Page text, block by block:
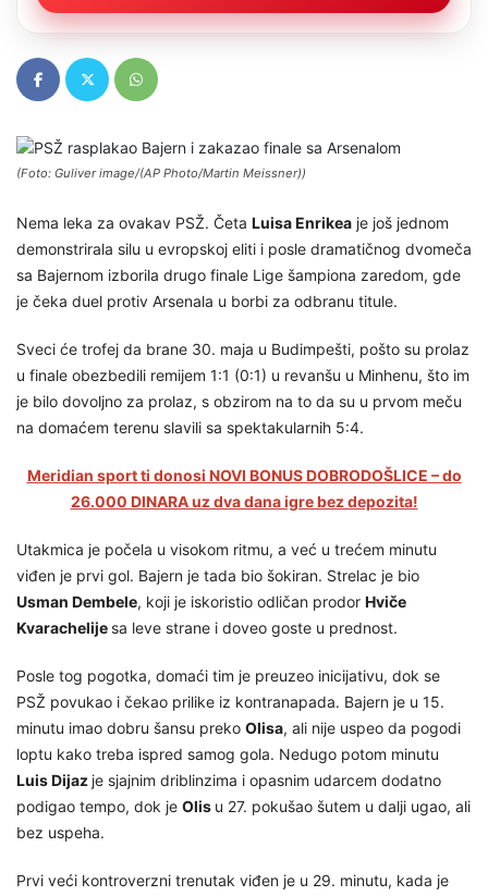
(Foto: Guliver image/(AP Photo/Martin Meissner))
Nema leka za ovakav PSŽ. Četa Luisa Enrikea je još jednom
demonstrirala silu u evropskoj eliti i posle dramatičnog dvomeča
sa Bajernom izborila drugo finale Lige šampiona zaredom, gde
je čeka duel protiv Arsenala u borbi za odbranu titule.
Sveci će trofej da brane 30. maja u Budimpešti, pošto su prolaz
u finale obezbedili remijem 1:1 (0:1) u revanšu u Minhenu, što im
je bilo dovoljno za prolaz, s obzirom na to da su u prvom meču
na domaćem terenu slavili sa spektakularnih 5:4.
Meridian sport ti donosi NOVI BONUS DOBRODOŠLICE – do
26.000 DINARA uz dva dana igre bez depozita!
Utakmica je počela u visokom ritmu, a već u trećem minutu
viđen je prvi gol. Bajern je tada bio šokiran. Strelac je bio
Usman Dembele, koji je iskoristio odličan prodor Hviče
Kvarachelije sa leve strane i doveo goste u prednost.
Posle tog pogotka, domaći tim je preuzeo inicijativu, dok se
PSŽ povukao i čekao prilike iz kontranapada. Bajern je u 15.
minutu imao dobru šansu preko Olisa, ali nije uspeo da pogodi
loptu kako treba ispred samog gola. Nedugo potom minutu
Luis Dijaz je sjajnim driblinzima i opasnim udarcem dodatno
podigao tempo, dok je Olis u 27. pokušao šutem u dalji ugao, ali
bez uspeha.
Prvi veći kontroverzni trenutak viđen je u 29. minutu, kada je